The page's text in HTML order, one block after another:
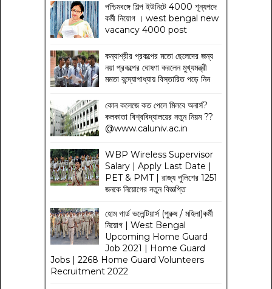
পশ্চিমবঙ্গে শিল্প ইউনিটে 4000 শূন্যপদে
কর্মী নিয়োগ । west bengal new
vacancy 4000 post
কন্যাশ্রীর প্রকল্পের মতো ছেলেদের জন্য
নয়া প্রকল্পের ঘোষণা করলেন মুখ্যমন্ত্রী
মমতা বন্দ্যোপাধ্যায় বিস্তারিত পড়ে নিন
কোন কলেজে কত পেলে মিলবে অনার্স?
কলকাতা বিশ্ববিদ্যালয়ের নতুন নিয়ম??
@www.caluniv.ac.in
WBP Wireless Supervisor
Salary | Apply Last Date |
PET & PMT | রাজ্য পুলিশের 1251
জনকে নিয়োগের নতুন বিজ্ঞপ্তি
হোম গার্ড ভলেন্টিয়ার্স (পুরুষ / মহিলা)কর্মী
নিয়োগ | West Bengal
Upcoming Home Guard
Job 2021 | Home Guard
Jobs | 2268 Home Guard Volunteers
Recruitment 2022